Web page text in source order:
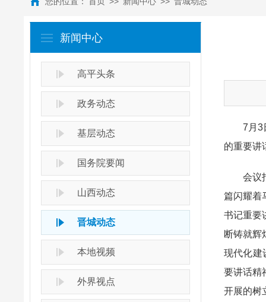
新闻中心
高平头条
政务动态
基层动态
国务院要闻
山西动态
晋城动态
本地视频
外界视点
7月3日
的重要讲
会议指
篇闪耀着
书记重要
断铸就辉
现代化建
要讲话精
开展的树